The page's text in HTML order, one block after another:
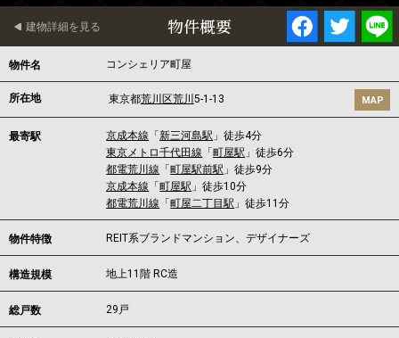
物件概要
建物詳細を見る
物件名 コンシェリア町屋
所在地 東京都荒川区荒川 5-1-13 MAP
最寄駅 京成本線 「新三河島駅 」徒歩4分
東京メトロ千代田線 「町屋駅 」徒歩6分
都電荒川線 「町屋駅前駅 」徒歩9分
京成本線 「町屋駅 」徒歩10分
都電荒川線 「町屋二丁目駅 」徒歩11分
物件特徴 REIT系ブランドマンション、デザイナーズ
構造規模 地上11階 RC造
総戸数 29戸